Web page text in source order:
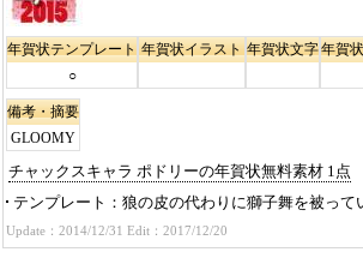
年賀状テンプレート
○
年賀状イラスト 年賀状文字年賀
備考・摘要
GLOOMY
チャックスキャラ ポドリーの年賀状無料素材 1点
テンプレート
狼の皮の代わりに獅子舞を被って
Update：2014/12/31 Edit：2017/12/20